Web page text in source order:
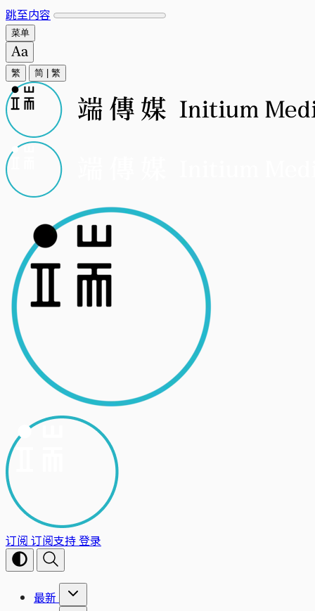
跳至内容
菜单
繁 简 繁
订阅 订阅支持登录
最新